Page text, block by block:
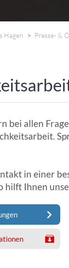
Hagen Presse- &
bei allen
in einer
hilft Ihnen